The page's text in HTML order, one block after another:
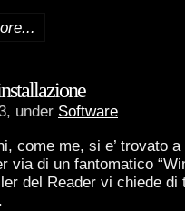
under Software
come me, si e’ trovato
via di un fantomatico
del Reader vi chiede